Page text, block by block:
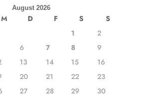
August 2026
M D F S
S
1
2
6 7 8
9
13 14 15
16
20 21 22
23
27 28 29
30